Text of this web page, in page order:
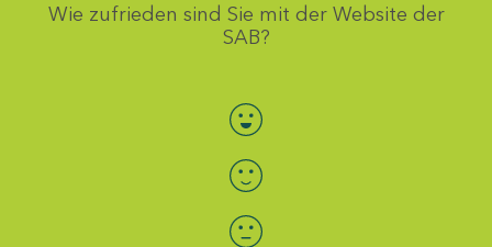
Wie zufrieden sind Sie mit der Website der
SAB?
Bewertung auswählen